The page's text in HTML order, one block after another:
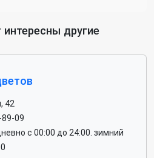
другие
42
09
с 00:00 до 24:00. зимний